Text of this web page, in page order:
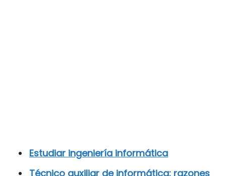
Estudiar ingeniería informática
Técnico auxiliar de informática: razones